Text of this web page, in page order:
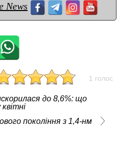
News
1 голос
до 8,6%: що
покоління з 1,4-нм